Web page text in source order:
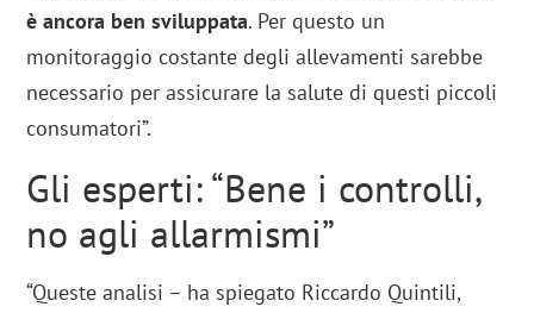
è ancora ben sviluppata. Per questo un
monitoraggio costante degli allevamenti sarebbe
necessario per assicurare la salute di questi piccoli
consumatori”.
Gli esperti: “Bene i controlli,
no agli allarmismi”
“Queste analisi – ha spiegato Riccardo Quintili,